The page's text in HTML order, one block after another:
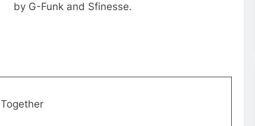
by G-Funk and Sfinesse.
Together